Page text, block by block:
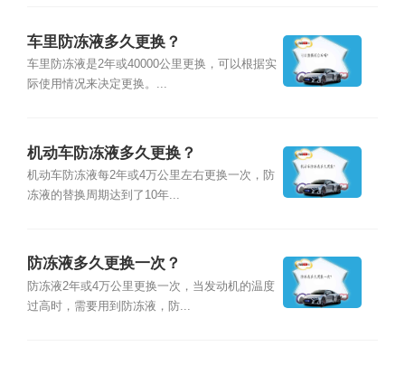
车里防冻液多久更换？
车里防冻液是2年或40000公里更换，可以根据实
际使用情况来决定更换。...
机动车防冻液多久更换？
机动车防冻液每2年或4万公里左右更换一次，防
冻液的替换周期达到了10年...
防冻液多久更换一次？
防冻液2年或4万公里更换一次，当发动机的温度
过高时，需要用到防冻液，防...